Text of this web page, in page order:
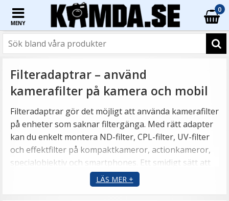
MENY
0
Filteradaptrar – använd
kamerafilter på kamera och mobil
Filteradaptrar gör det möjligt att använda kamerafilter
på enheter som saknar filtergänga. Med rätt adapter
kan du enkelt montera ND-filter, CPL-filter, UV-filter
och effektfilter på kompaktkameror, actionkameror,
specialobjektiv och smartphones. Ett smidigt sätt att
få bättre kontroll över ljus, färger och reflexer –
oavsett om du fotograferar eller filmar.
LÄS MER +